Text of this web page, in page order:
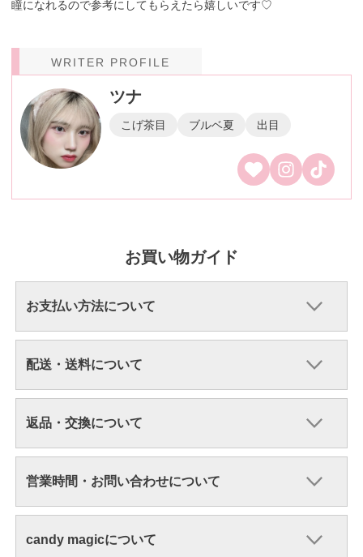
瞳になれるので参考にしてもらえたら嬉しいです♡
WRITER PROFILE
ツナ
こげ茶目 ブルベ夏 出目
お買い物ガイド
お支払い方法について
配送・送料について
返品・交換について
営業時間・お問い合わせについて
candy magicについて